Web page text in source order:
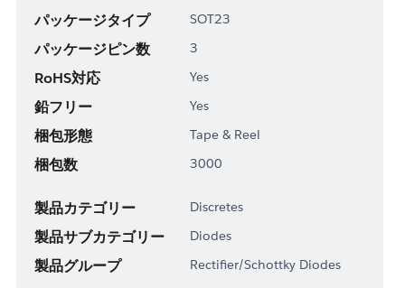
パッケージタイプ SOT23
パッケージピン数 3
RoHS対応 Yes
鉛フリー Yes
梱包形態 Tape & Reel
梱包数 3000
製品カテゴリー Discretes
製品サブカテゴリー Diodes
製品グループ Rectifier/Schottky Diodes